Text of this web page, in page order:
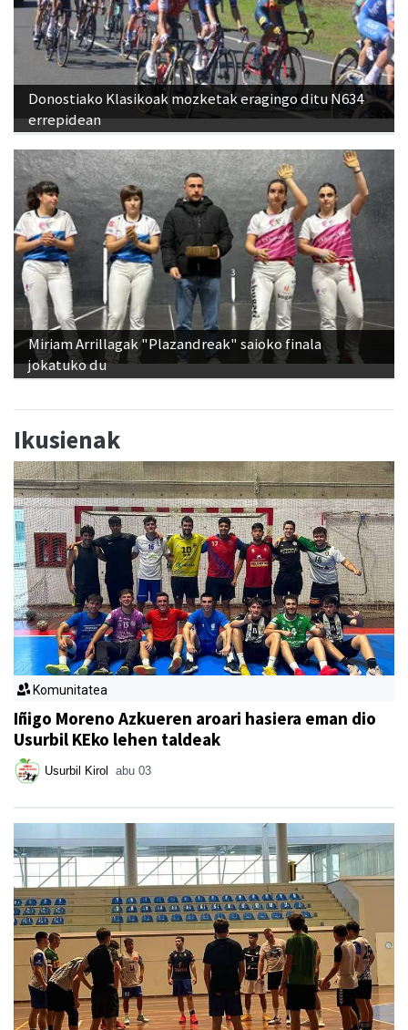
Donostiako Klasikoak mozketak eragingo ditu N634
errepidean
Miriam Arrillagak "Plazandreak" saioko finala
jokatuko du
Ikusienak
Komunitatea
Iñigo Moreno Azkueren aroari hasiera eman dio
Usurbil KEko lehen taldeak
Usurbil Kirol abu 03